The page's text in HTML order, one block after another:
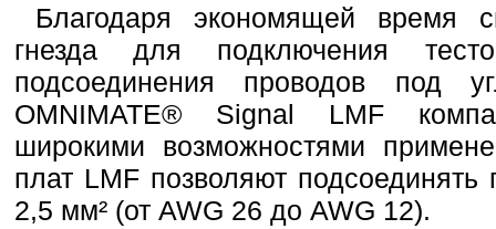
Благодаря экономящей время
гнезда для подключения
подсоединения проводов под
OMNIMATE® Signal LMF
широкими возможностями
плат LMF позволяют
2,5 мм² (от AWG 26 до AWG 12).